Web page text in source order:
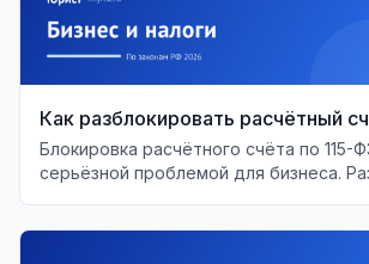
Как разблокировать расчётный
Блокировка расчётного счёта по 115-
серьёзной проблемой для бизнеса.